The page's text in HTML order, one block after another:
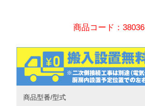
商品コード：38036
商品型番/型式